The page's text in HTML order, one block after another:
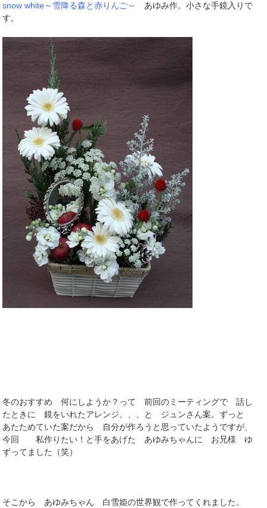
snow white～雪降る森と赤りんご～
あゆみ作。小さな手鏡入りで
す。
冬のおすすめ 何にしようか？って 前回のミーティングで 話し
たときに 鏡をいれたアレンジ、、、と ジュンさん案。ずっと
あたためていた案だから 自分が作ろうと思っていたようですが、
今回 私作りたい！と手をあげた あゆみちゃんに お兄様 ゆ
ずってました（笑）
そこから あゆみちゃん 白雪姫の世界観で作ってくれました。